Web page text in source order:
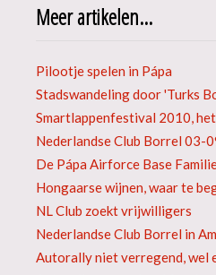
Meer artikelen...
Pilootje spelen in Pápa
Stadswandeling door 'Turks
Smartlappenfestival 2010,
Nederlandse Club Borrel 03-
De Pápa Airforce Base
Hongaarse wijnen, waar te
NL Club zoekt vrijwilligers
Nederlandse Club Borrel in
Autorally niet verregend, wel